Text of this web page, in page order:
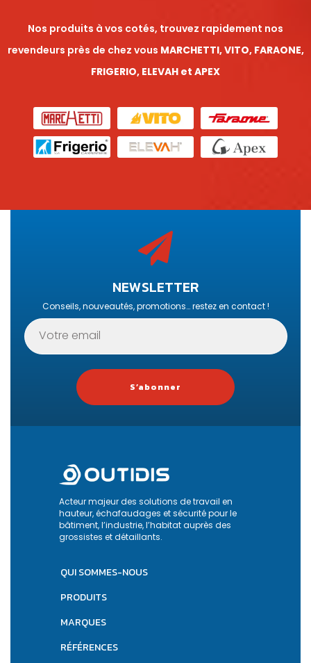
Nos produits à vos cotés, trouvez rapidement nos
revendeurs près de chez vous MARCHETTI, VITO, FARAONE,
FRIGERIO, ELEVAH et APEX
NEWSLETTER
Conseils, nouveautés, promotions… restez en contact !
S’abonner
Acteur majeur des solutions de travail en
hauteur, échafaudages et sécurité pour le
bâtiment, l’industrie, l’habitat auprès des
grossistes et détaillants.
QUI SOMMES-NOUS
PRODUITS
MARQUES
RÉFÉRENCES